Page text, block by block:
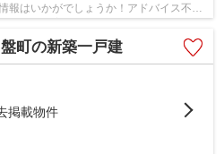
報はいかがでしょうか！アドバイス不動
物件をご案内して...
町の新築一戸建
掲載物件